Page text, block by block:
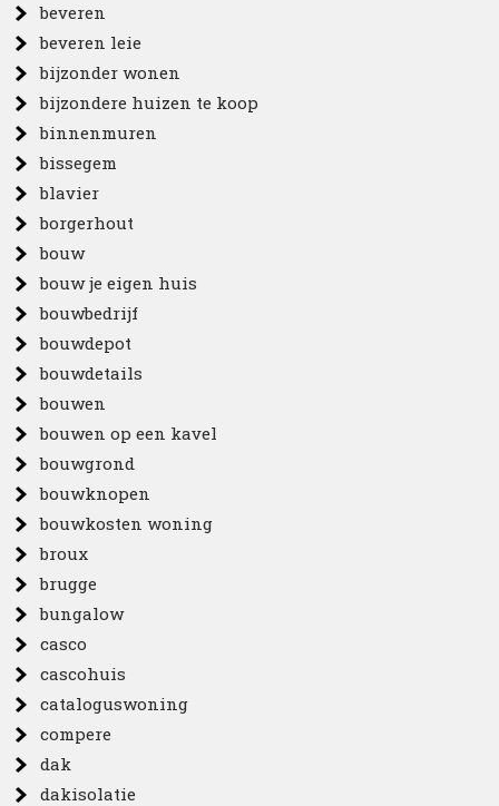
beveren
beveren leie
bijzonder wonen
bijzondere huizen te koop
binnenmuren
bissegem
blavier
borgerhout
bouw
bouw je eigen huis
bouwbedrijf
bouwdepot
bouwdetails
bouwen
bouwen op een kavel
bouwgrond
bouwknopen
bouwkosten woning
broux
brugge
bungalow
casco
cascohuis
cataloguswoning
compere
dak
dakisolatie